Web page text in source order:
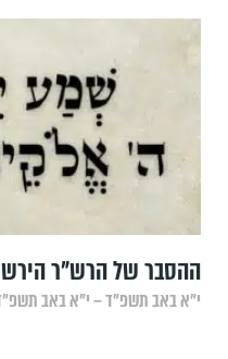
ההסבר של הרש"ר
י״א באב תשפ״ד – י״א באב תשפ״ד – 15/08/